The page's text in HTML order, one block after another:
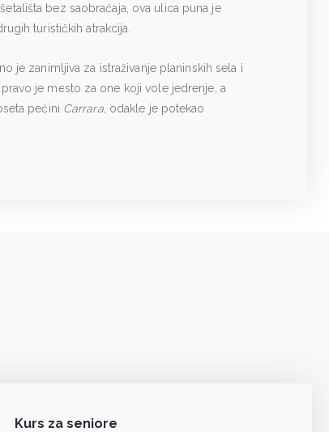
bez saobraćaja, ova ulica puna je
turističkih atrakcija.
je zanimljiva za istraživanje planinskih sela i
pravo je mesto za one koji vole jedrenje, a
pećini Carrara, odakle je potekao
Kurs za seniore